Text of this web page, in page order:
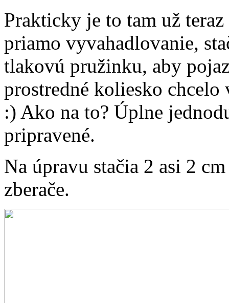
Prakticky je to tam už
priamo vyvahadlovanie,
tlakovú pružinku, aby
prostredné koliesko
:) Ako na to? Úplne
pripravené.
Na úpravu stačia 2 asi 2
zberače.